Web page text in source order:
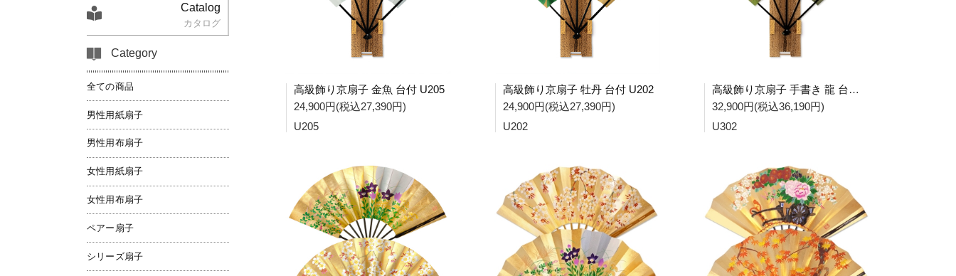
高級飾り京扇子 金魚 台付 U205
24,900円(税込27,390円)
U205
高級飾り京扇子 牡丹 台付 U202
24,900円(税込27,390円)
U202
高級飾り京扇子 手書き 龍 台付 U302
32,900円(税込36,190円)
U302
Catalog
カタログ
Category
全ての商品
男性用紙扇子
男性用布扇子
女性用紙扇子
女性用布扇子
ペアー扇子
シリーズ扇子